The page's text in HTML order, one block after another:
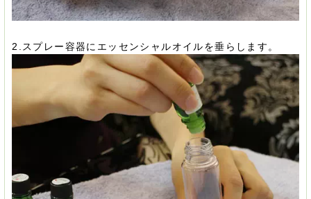
2.スプレー容器にエッセンシャルオイルを垂らします。